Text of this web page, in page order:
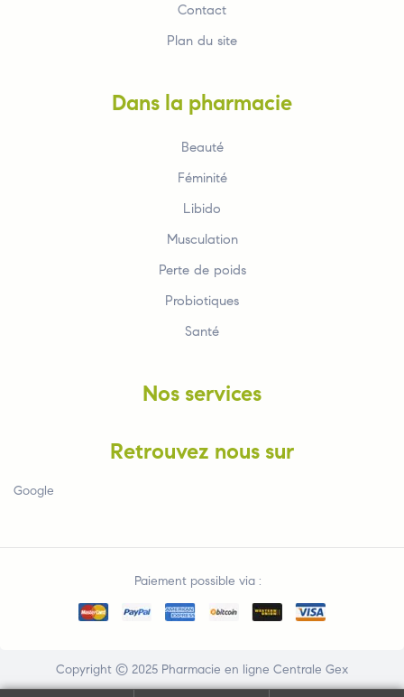
Contact
Plan du site
Dans la pharmacie
Beauté
Féminité
Libido
Musculation
Perte de poids
Probiotiques
Santé
Nos services
Retrouvez nous sur
Google
Paiement possible via :
Copyright © 2025 Pharmacie en ligne Centrale Gex